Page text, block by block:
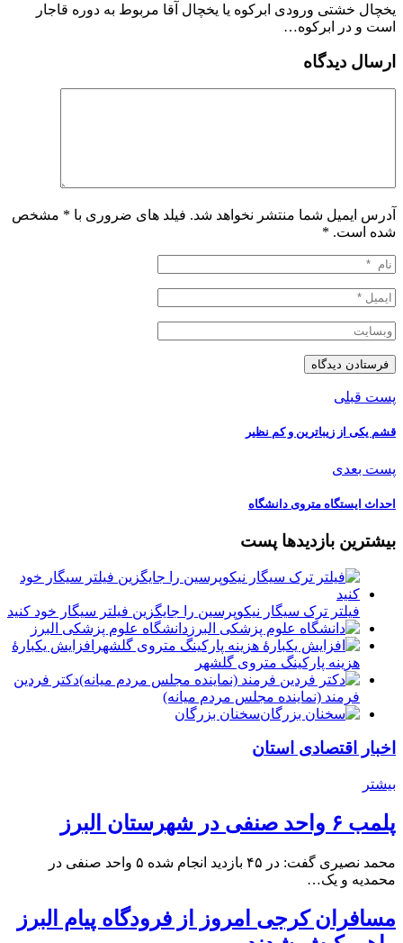
یخچال خشتی ورودی ابرکوه یا یخچال آقا مربوط به دوره قاجار
است و در ابرکوه…
ارسال دیدگاه
آدرس ایمیل شما منتشر نخواهد شد. فیلد های ضروری با * مشخص
شده است. *
پست قبلی
قشم یکی از زیباترین و کم نظیر
پست بعدی
️احداث ایستگاه متروی دانشگاه
بیشترین بازدیدها پست
فیلتر ترک سیگار نیکوپرسین را جایگزین فیلتر سیگار خود کنید
دانشگاه علوم پزشکی البرز
افزایش یکبارۀ
هزینه پارکینگ متروی گلشهر
دكتر فردين
فرمند (نماينده مجلس مردم میانه)
سخنان بزرگان
اخبار اقتصادی استان
بیشتر
پلمب ۶ واحد صنفی در شهرستان البرز
محمد نصیری گفت: در ۴۵ بازدید انجام شده ۵ واحد صنفی در
محمدیه و یک…
مسافران کرجی امروز از فرودگاه پیام البرز